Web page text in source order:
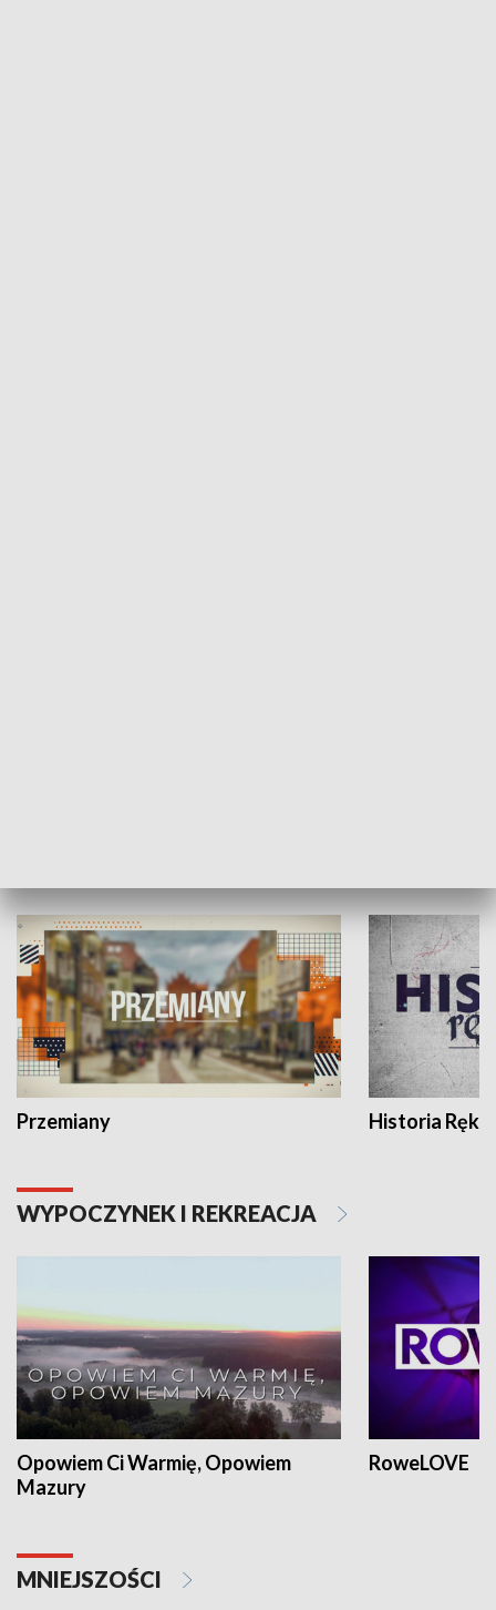
Przemiany Historia Ręką
WYPOCZYNEK I REKREACJA
Opowiem Ci Warmię, Opowiem
Mazury
RoweLOVE
MNIEJSZOŚCI